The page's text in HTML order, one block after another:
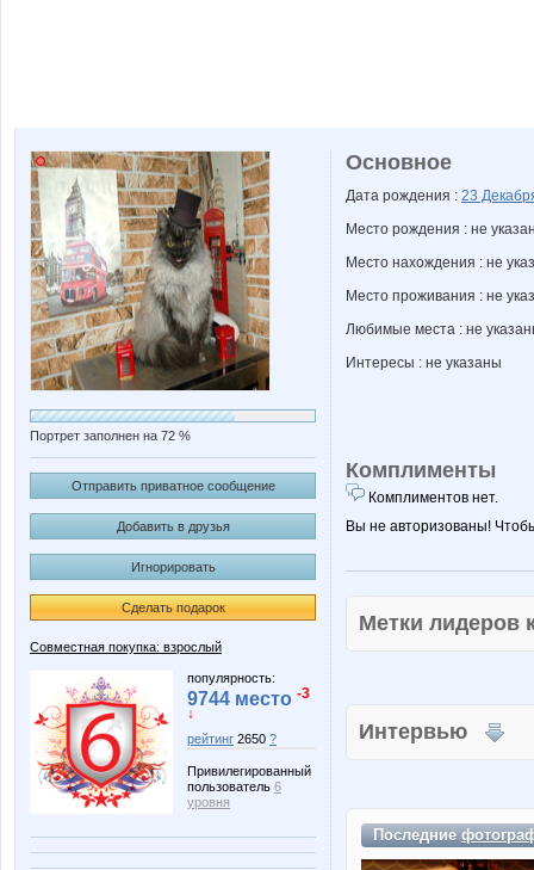
Портрет заполнен на 72 %
Отправить приватное сообщение
Добавить в друзья
Игнорировать
Сделать подарок
Совместная покупка: взрослый
популярность:
9744 место -3
↓
рейтинг 2650 ?
Привилегированный
пользователь 6
уровня
Основное
Дата рождения : 23
Место рождения : не
Место нахождения : не
Место проживания : не
Любимые места : не
Интересы : не указаны
Комплименты
Комплиментов нет.
Вы не авторизованы!
Метки
Интервью
Последние